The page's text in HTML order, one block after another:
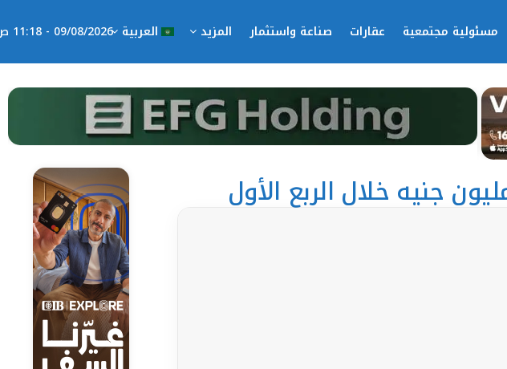
مسئولية مجتمعية عقارات صناعة واستثمار المزيد العربية 09/08/2026 - 11:18 ص